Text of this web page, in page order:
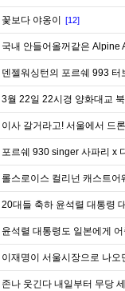
꽃보다 야옹이 [12]
국내 안들어올꺼같은 Alpine
덴젤워싱턴의 포르쉐 993 터
3월 22일 22시경 양화대교
이사 갈거라고! 서울에서 드
포르쉐 930 singer 사파리 x
롤스로이스 컬리넌 캐스트어
20대들 축하 윤석렬 대통령
윤석렬 대통령도 일본에게
이재명이 서울시장으로 나오
존나 웃긴다 내일부터 무당